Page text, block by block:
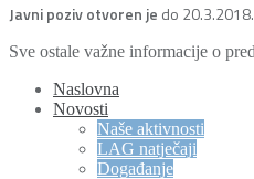
Javni poziv otvoren je do
Sve ostale važne informacije o
Naslovna
Novosti
Naše aktivnosti
LAG natječaji
Događanje